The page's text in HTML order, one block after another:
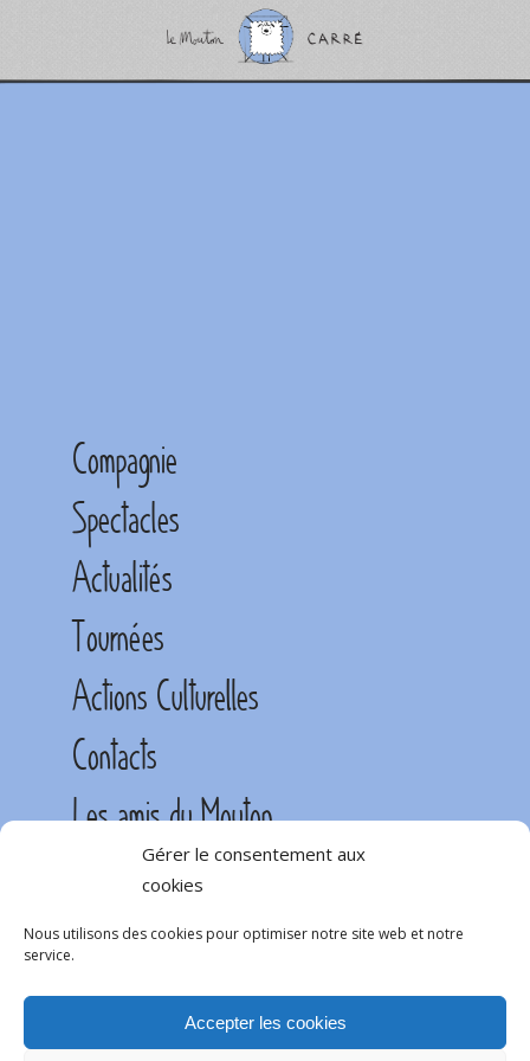
Gérer le consentement aux
cookies
Nous utilisons des cookies pour optimiser notre site web et notre
service.
Accepter les cookies
Compagnie
Spectacles
Actualités
Tournées
Actions Culturelles
Contacts
Les amis du Mouton